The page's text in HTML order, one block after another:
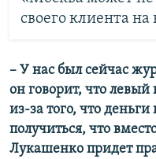
своего клиента
– У нас был сейчас
он говорит, что
из-за того, что
получиться, что
Лукашенко придет